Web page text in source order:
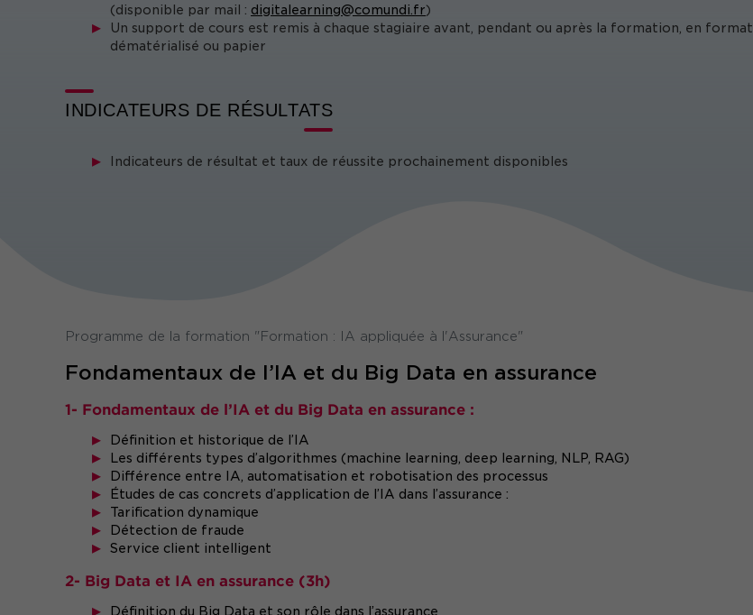
(disponible par mail : digitalearning@comundi.fr)
Un support de cours est remis à chaque stagiaire avant, pendant ou après la formation, en format
dématérialisé ou papier
INDICATEURS DE RÉSULTATS
Indicateurs de résultat et taux de réussite prochainement disponibles
Programme de la formation "Formation : IA appliquée à l'Assurance"
Fondamentaux de l’IA et du Big Data en assurance
1- Fondamentaux de l’IA et du Big Data en assurance :
Définition et historique de l’IA
Les différents types d’algorithmes (machine learning, deep learning, NLP, RAG)
Différence entre IA, automatisation et robotisation des processus
Études de cas concrets d’application de l’IA dans l’assurance :
Tarification dynamique
Détection de fraude
Service client intelligent
2- Big Data et IA en assurance (3h)
Définition du Big Data et son rôle dans l’assurance